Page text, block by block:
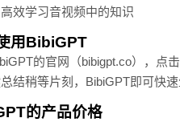
效学习音视频中的知识
用BibiGPT
的官网（bibigpt.co），点
结稍等片刻，BibiGPT即可快
的产品价格